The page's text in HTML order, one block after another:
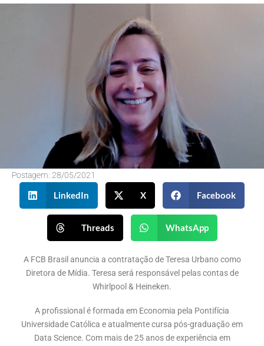
Postagem: 28/05/2021
LinkedIn X Facebook
Threads WhatsApp
A FCB Brasil anuncia a contratação de Teresa Urbano como
Diretora de Mídia. Teresa será responsável pelas contas de
Whirlpool & Heineken.
A profissional é formada em Economia pela Pontifícia
Universidade Católica e atualmente cursa pós-graduação em
Data Science. Com mais de 25 anos de experiência em